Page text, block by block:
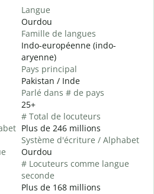
Langue
Ourdou
Famille de langues
Indo-européenne (indo-
aryenne)
Pays principal
Pakistan / Inde
Parlé dans # de pays
25+
# Total de locuteurs
Plus de 246 millions
Système d'écriture / Alphabet
Ourdou
# Locuteurs comme langue
seconde
Plus de 168 millions